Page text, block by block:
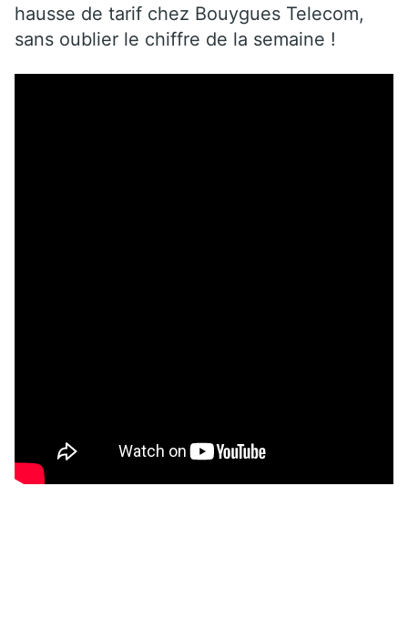
hausse de tarif chez Bouygues Telecom,
sans oublier le chiffre de la semaine !